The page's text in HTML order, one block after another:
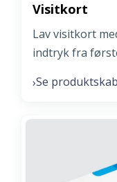
Visitkort
Lav visitkort
indtryk fra
›Se